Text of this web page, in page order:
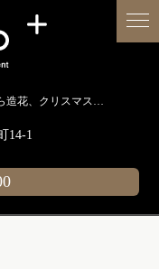
deco+（デコプラス）はプリザーブドフラワーから造花、クリスマス装飾、イルミネーションに至るまで扱う広島のディスプレイ専門ショップです。
14-1